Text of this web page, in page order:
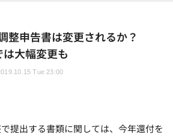
整申告書は変更されるか？
大幅変更も
Tue 23:00
提出する書類に関しては、今年還付を